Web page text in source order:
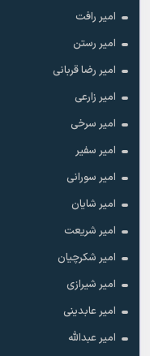
امیر رافت
امیر رستن
امیر رضا قربانی
امیر زارعی
امیر سرخی
امیر سفیر
امیر سورانی
امیر شایان
امیر شریعت
امیر شکرچیان
امیر شیرازی
امیر عابدینی
امیر عبدالله